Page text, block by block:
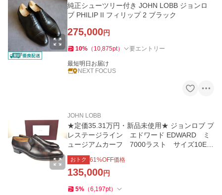
純正シューツリー付き JOHN LOBB ジョンロ
ブ PHILIP II フィリップ 2 ブラック
275,000円
10% （ 10,875pt） 要エントリー
最短明日お届け
NEXT FOCUS
JOHN LOBB
★定価35.31万円・新品未使用★ ジョンロブ プ
レステージライン エドワード EDWARD ミ
ュージアムカーフ 7000ラスト サイズ10E
箱等付
おトク 61%OFF価格
135,000円
5% （6,197pt）